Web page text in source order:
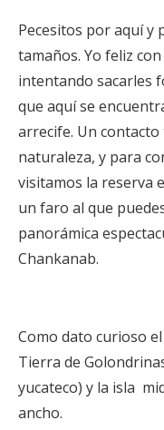
Pecesitos por aquí y
tamaños. Yo feliz
intentando sacarles
que aquí se
arrecife. Un
naturaleza, y para
visitamos la reserva
un faro al que
panorámica
Chankanab.
Como dato curioso
Tierra de
yucateco) y la isla
ancho.